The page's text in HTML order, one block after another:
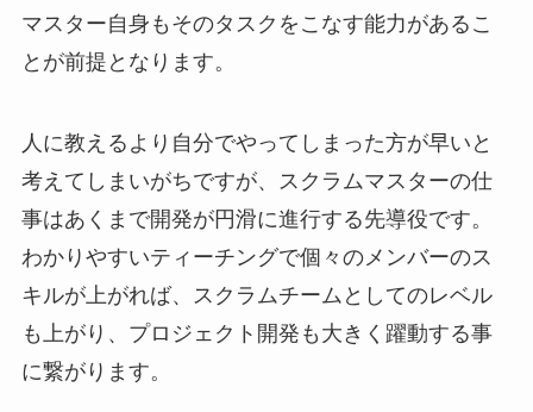
マスター自身もそのタスクをこなす能力があるこ
とが前提となります。
人に教えるより自分でやってしまった方が早いと
考えてしまいがちですが、スクラムマスターの仕
事はあくまで開発が円滑に進行する先導役です。
わかりやすいティーチングで個々のメンバーのス
キルが上がれば、スクラムチームとしてのレベル
も上がり、プロジェクト開発も大きく躍動する事
に繋がります。